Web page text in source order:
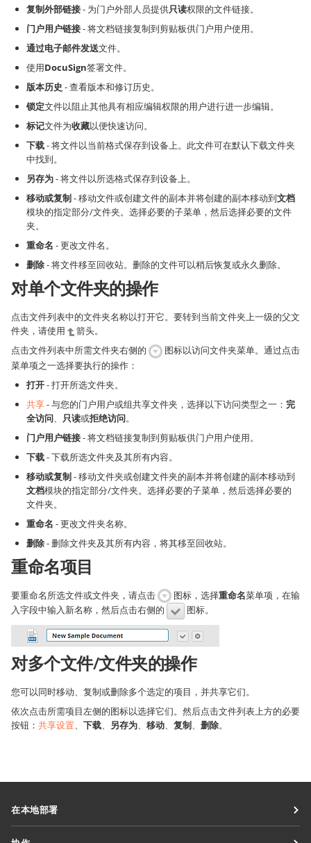
复制外部链接- 为门户外部人员提供只读权限的文件链接。
门户用户链接- 将文档链接复制到剪贴板供门户用户使用。
通过电子邮件发送文件。
使用DocuSign签署文件。
版本历史 - 查看版本和修订历史。
锁定文件以阻止其他具有相应编辑权限的用户进行进一步编辑。
标记文件为收藏以便快速访问。
下载- 将文件以当前格式保存到设备上。此文件可在默认下载文件夹
中找到。
另存为- 将文件以所选格式保存到设备上。
移动或复制- 移动文件或创建文件的副本并将创建的副本移动到文档
模块的指定部分/文件夹。选择必要的子菜单，然后选择必要的文件
夹。
重命名 - 更改文件名。
删除- 将文件移至回收站。删除的文件可以稍后恢复或永久删除。
对单个文件夹的操作
点击文件列表中的文件夹名称以打开它。要转到当前文件夹上一级的父文
件夹，请使用
箭头。
点击文件列表中所需文件夹右侧的
图标以访问文件夹菜单。通过点击
菜单项之一选择要执行的操作：
打开- 打开所选文件夹。
共享- 与您的门户用户或组共享文件夹，选择以下访问类型之一： 完
全访问
只读或拒绝访问。
门户用户链接- 将文档链接复制到剪贴板供门户用户使用。
下载- 下载所选文件夹及其所有内容。
移动或复制- 移动文件夹或创建文件夹的副本并将创建的副本移动到
文档模块的指定部分/文件夹。选择必要的子菜单，然后选择必要的
文件夹。
重命名 - 更改文件夹名称。
删除- 删除文件夹及其所有内容，将其移至回收站。
重命名项目
要重命名所选文件或文件夹，请点击 图标，选择重命名菜单项，在输
入字段中输入新名称，然后点击右侧的
图标。
对多个文件/文件夹的操作
您可以同时移动、复制或删除多个选定的项目，并共享它们。
依次点击所需项目左侧的图标以选择它们。然后点击文件列表上方的必要
按钮： 共享设置、 下载、 另存为、 移动、 复制、 删除。
在本地部署